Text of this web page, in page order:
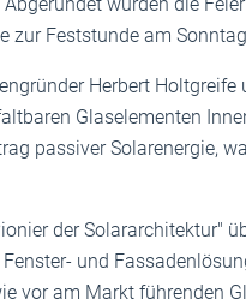
zur Feststunde am
Herbert Holtgreife
Glaselementen
passiver Solarenergie,
der Solararchitektur"
und
vor am Markt führenden